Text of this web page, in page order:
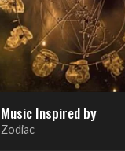
Music Inspired by
Zodiac